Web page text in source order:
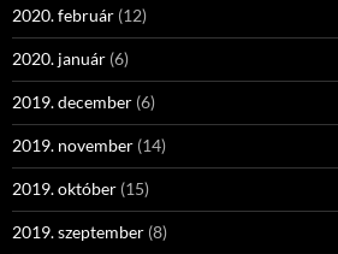
2020. február (12)
2020. január (6)
2019. december (6)
2019. november (14)
2019. október (15)
2019. szeptember (8)